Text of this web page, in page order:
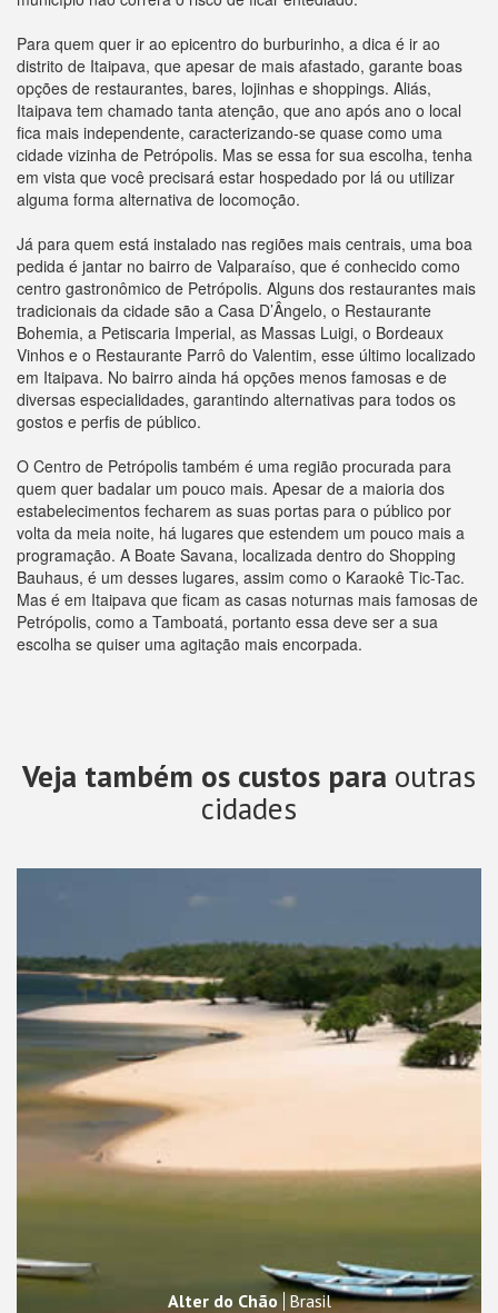
Para quem quer ir ao epicentro do burburinho, a dica é ir ao
distrito de Itaipava, que apesar de mais afastado, garante boas
opções de restaurantes, bares, lojinhas e shoppings. Aliás,
Itaipava tem chamado tanta atenção, que ano após ano o local
fica mais independente, caracterizando-se quase como uma
cidade vizinha de Petrópolis. Mas se essa for sua escolha, tenha
em vista que você precisará estar hospedado por lá ou utilizar
alguma forma alternativa de locomoção.
Já para quem está instalado nas regiões mais centrais, uma boa
pedida é jantar no bairro de Valparaíso, que é conhecido como
centro gastronômico de Petrópolis. Alguns dos restaurantes mais
tradicionais da cidade são a Casa D’Ângelo, o Restaurante
Bohemia, a Petiscaria Imperial, as Massas Luigi, o Bordeaux
Vinhos e o Restaurante Parrô do Valentim, esse último localizado
em Itaipava. No bairro ainda há opções menos famosas e de
diversas especialidades, garantindo alternativas para todos os
gostos e perfis de público.
O Centro de Petrópolis também é uma região procurada para
quem quer badalar um pouco mais. Apesar de a maioria dos
estabelecimentos fecharem as suas portas para o público por
volta da meia noite, há lugares que estendem um pouco mais a
programação. A Boate Savana, localizada dentro do Shopping
Bauhaus, é um desses lugares, assim como o Karaokê Tic-Tac.
Mas é em Itaipava que ficam as casas noturnas mais famosas de
Petrópolis, como a Tamboatá, portanto essa deve ser a sua
escolha se quiser uma agitação mais encorpada.
Veja também os custos para outras
cidades
Alter do Chão Brasil